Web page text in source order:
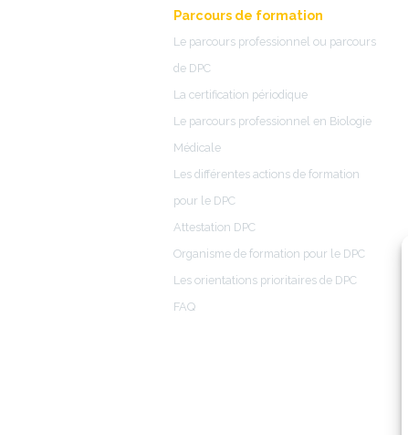
Parcours de formation
Le parcours professionnel ou parcours
de DPC
La certification périodique
Le parcours professionnel en Biologie
Médicale
Les différentes actions de formation
pour le DPC
Attestation DPC
Organisme de formation pour le DPC
Les orientations prioritaires de DPC
FAQ